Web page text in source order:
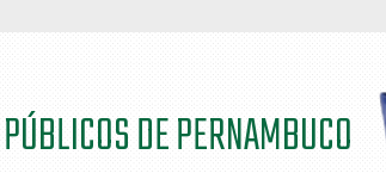
DE PERNAMBUCO